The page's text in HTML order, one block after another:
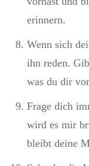
erinnern.
Wenn sich
ihn reden.
was du dir
Frage dich
wird es mir
bleibt deine